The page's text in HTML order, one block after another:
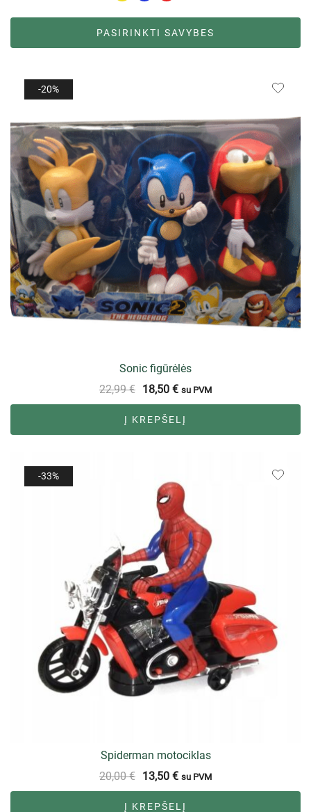
PASIRINKTI SAVYBES
-20%
Sonic figūrėlės
22,99€ 18,50 € su PVM
Į KREPŠELĮ
-33%
Spiderman motociklas
20,00€ 13,50 € su PVM
Į KREPŠELĮ